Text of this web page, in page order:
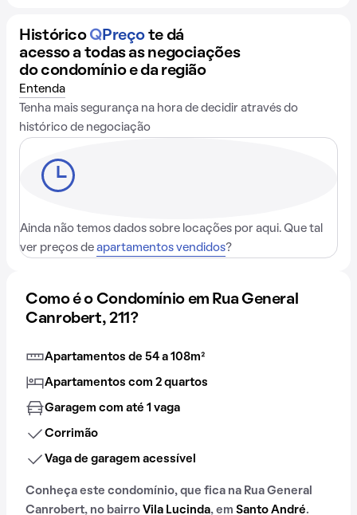
Histórico QPreço te dá
acesso a todas as negociações
do condomínio e da região
Entenda
Tenha mais segurança na hora de decidir através do
histórico de negociação
Ainda não temos dados sobre locações por aqui. Que tal
ver preços de apartamentos vendidos?
Como é o Condomínio em Rua General
Canrobert, 211?
Apartamentos de 54 a 108m²
Apartamentos com 2 quartos
Garagem com até 1 vaga
Corrimão
Vaga de garagem acessível
Conheça este condomínio, que fica na Rua General
Canrobert, no bairro Vila Lucinda, em Santo André.